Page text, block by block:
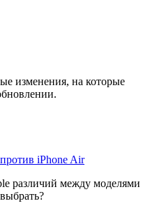
изменения, на которые
iPhone Air
различий между моделями